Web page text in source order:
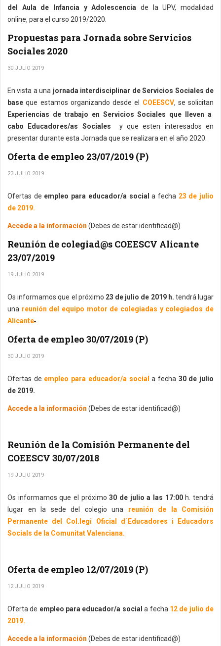
del Aula de Infancia y Adolescencia de la UPV, modalidad
online, para el curso 2019/2020.
Propuestas para Jornada sobre Servicios
Sociales 2020
30 JULIO 2019
En vista a una jornada interdisciplinar de Servicios Sociales de
base que estamos organizando desde el COEESCV, se solicitan
Experiencias de trabajo en Servicios Sociales que lleven a
cabo Educadores/as Sociales y que esten interesados en
presentar durante esta Jornada que se realizara en el año 2020.
Oferta de empleo 23/07/2019 (P)
23 JULIO 2019
Ofertas de empleo para educador/a social a fecha 23 de julio
de 2019.
Accede a la información (Debes de estar identificad@)
Reunión de colegiad@s COEESCV Alicante
23/07/2019
19 JULIO 2019
Os informamos que el próximo 23 de julio de 2019 h. tendrá lugar
una reunión del equipo motor de colegiadas y colegiados de
Alicante.
Oferta de empleo 30/07/2019 (P)
30 JULIO 2019
Ofertas de empleo para educador/a social a fecha 30 de julio
de 2019.
Accede a la información (Debes de estar identificad@)
Reunión de la Comisión Permanente del
COEESCV 30/07/2018
19 JULIO 2019
Os informamos que el próximo 30 de julio a las 17:00 h. tendrá
lugar en la sede del colegio una reunión de la Comisión
Permanente del Col.legi Oficial d´Educadores i Educadors
Socials de la Comunitat Valenciana.
Oferta de empleo 12/07/2019 (P)
12 JULIO 2019
Oferta de empleo para educador/a social a fecha 12 de julio de
2019.
Accede a la información (Debes de estar identificad@)